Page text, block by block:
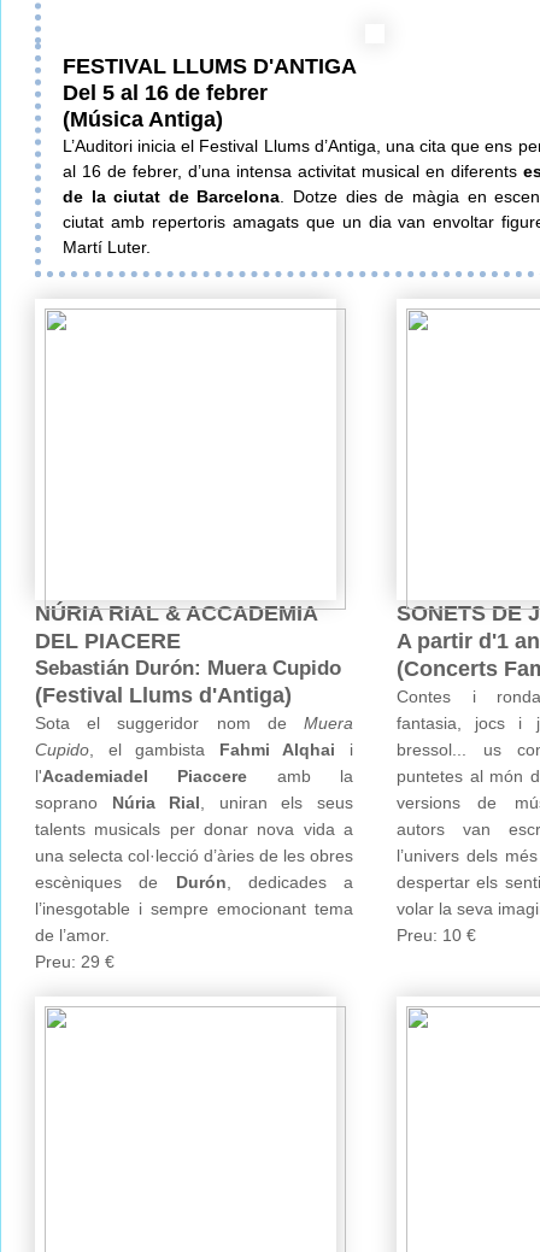
FESTIVAL LLUMS D'ANTIGA
Del 5 al 16 de febrer
(Música Antiga)
L’Auditori inicia el Festival Llums d’Antiga, una cita que ens
al 16 de febrer, d’una intensa activitat musical en diferents
de la ciutat de Barcelona . Dotze dies de màgia en
ciutat amb repertoris amagats que un dia van envoltar
Martí Luter.
NÚRIA RIAL & ACCADEMIA
DEL PIACERE
Sebastián Durón: Muera Cupido
(Festival Llums d'Antiga)
Sota el suggeridor nom de Muera
Cupido , el gambista Fahmi Alqhai i
l'Academiadel Piaccere amb la
soprano Núria Rial , uniran els seus
talents musicals per donar nova vida a
una selecta col·lecció d’àries de les obres
escèniques de Durón , dedicades a
l’inesgotable i sempre emocionant tema
de l’amor.
Preu: 29 €
SONETS DE
A partir d'1
(Concerts
Contes i
fantasia, jocs i
bressol... us
puntetes al món
versions de
autors van
l’univers dels
despertar els
volar la seva
Preu: 10 €